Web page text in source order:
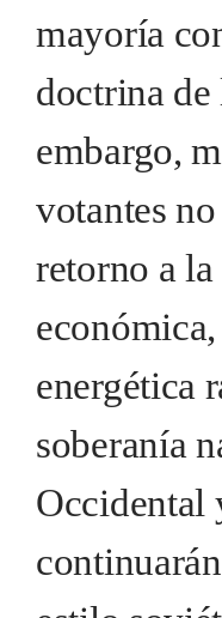
mayoría
doctrina de
embargo,
votantes
retorno a
energética
soberanía
Occidental